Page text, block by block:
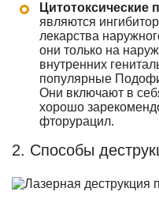
Цитотоксические
являются
лекарства
они только на
внутренних
популярные
Они включают в
хорошо
фторурацил.
2. Способы